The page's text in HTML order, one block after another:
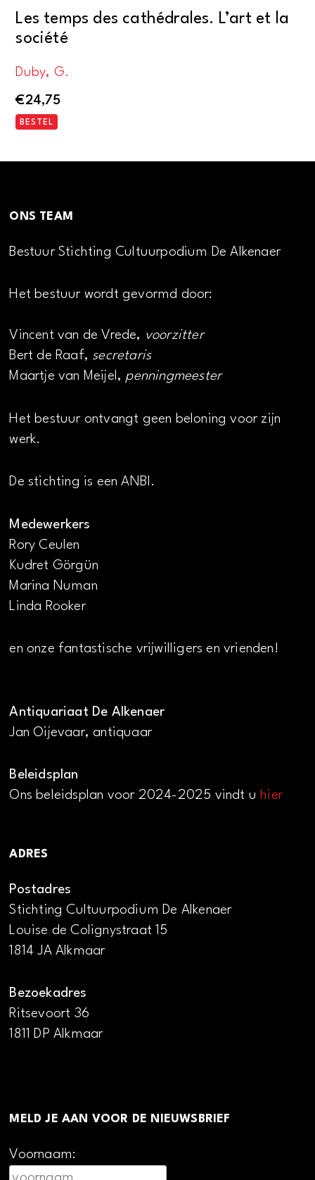
Les temps des cathédrales. L’art et la
société
Duby, G.
€24,75
BESTEL
ONS TEAM
Bestuur Stichting Cultuurpodium De Alkenaer
Het bestuur wordt gevormd door:
Vincent van de Vrede, voorzitter
Bert de Raaf, secretaris
Maartje van Meijel, penningmeester
Het bestuur ontvangt geen beloning voor zijn
werk.
De stichting is een ANBI.
Medewerkers
Rory Ceulen
Kudret Görgün
Marina Numan
Linda Rooker
en onze fantastische vrijwilligers en vrienden!
Antiquariaat De Alkenaer
Jan Oijevaar, antiquaar
Beleidsplan
Ons beleidsplan voor 2024-2025 vindt uhier
ADRES
Postadres
Stichting Cultuurpodium De Alkenaer
Louise de Colignystraat 15
1814 JA Alkmaar
Bezoekadres
Ritsevoort 36
1811 DP Alkmaar
MELD JE AAN VOOR DE NIEUWSBRIEF
Voornaam: